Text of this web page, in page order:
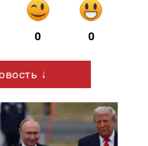
0 0
↓